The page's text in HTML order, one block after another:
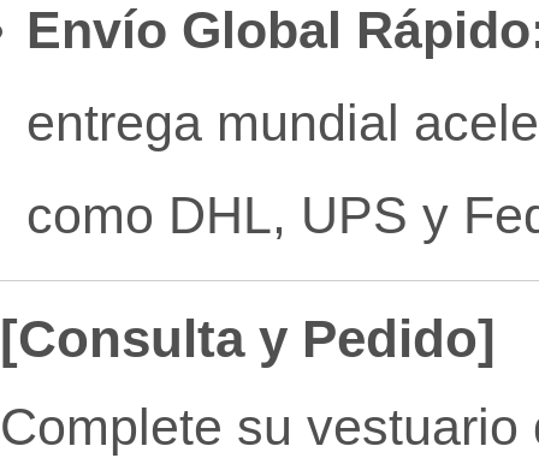
Envío Global
entrega mundial
como DHL, UPS y
[Consulta y Pedido]
Complete su